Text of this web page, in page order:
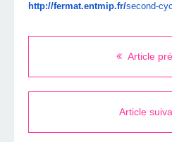
http://fermat.entmip.fr/second-
Article
Article